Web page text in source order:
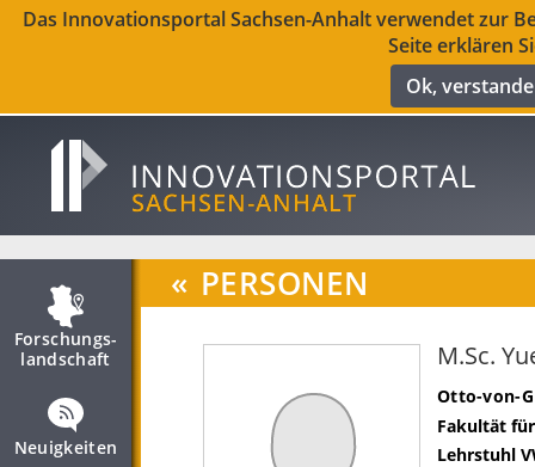
Das Innovationsportal Sachsen-Anhalt verwendet zur
Seite erklären
Ok,
Forschungs­
landschaft
Neuigkeiten
« PERSONEN
M.Sc.
Otto-von-
Fakultät
Lehrstuhl